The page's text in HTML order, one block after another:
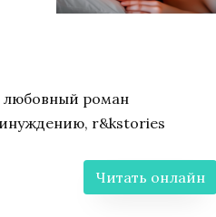
любовный роман
r&kstories
Читать онлайн